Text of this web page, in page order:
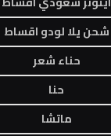
شحن يلا لودو اقساط
حناء شعر
حنا
ماتشا